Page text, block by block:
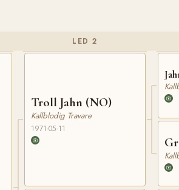
LED 2
Troll Jahn (NO)
Kallblodig Travare
1971-05-11